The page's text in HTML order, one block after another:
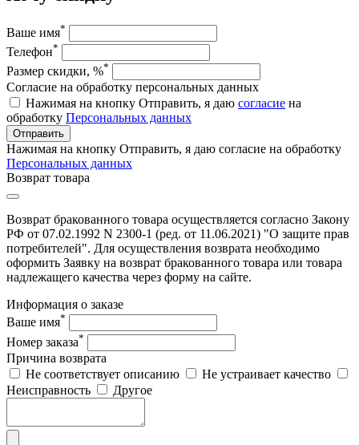
Ваше имя*
Телефон*
Размер скидки, %*
Согласие на обработку персональных данных
Нажимая на кнопку Отправить, я даю согласие на
обработку Персональных данных
Отправить
Нажимая на кнопку Отправить, я даю согласие на обработку
Персональных данных
Возврат товара
Возврат бракованного товара осуществляется согласно Закону
РФ от 07.02.1992 N 2300-1 (ред. от 11.06.2021) "О защите прав
потребителей". Для осуществления возврата необходимо
оформить Заявку на возврат бракованного товара или товара
надлежащего качества через форму на сайте.
Информация о заказе
Ваше имя*
Номер заказа*
Причина возврата
Не соответствует описанию
Не устраивает качество
Неисправность
Другое